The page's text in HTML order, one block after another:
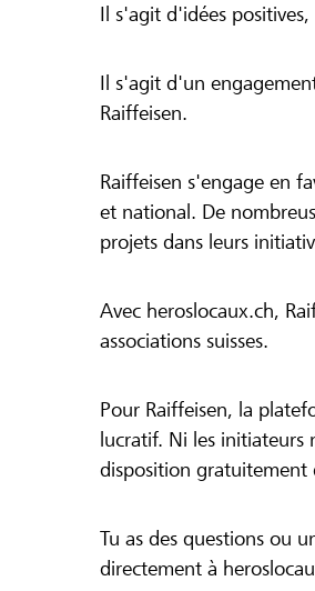
Il s'agit d'idées
Il s'agit d'un
Raiffeisen.
Raiffeisen s'engage en
et national. De
projets dans leurs
Avec heroslocaux.ch,
associations suisses.
Pour Raiffeisen, la
lucratif. Ni les initiateurs
disposition gratuitement
Tu as des questions ou
directement à